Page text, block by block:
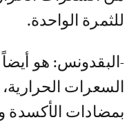
للثمرة الواحدة.
-البقدونس: هو
السعرات
بمضادات الأكسدة